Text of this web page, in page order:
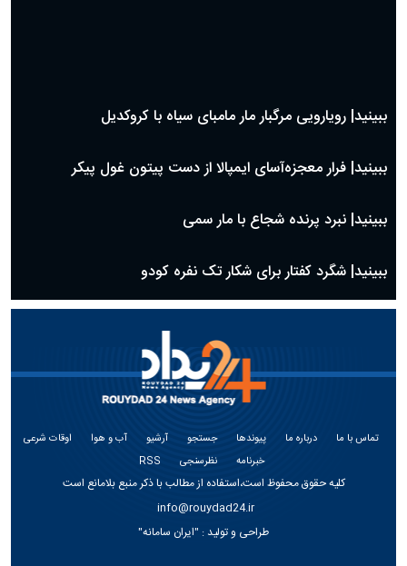
ببینید| رویارویی مرگبار مار مامبای سیاه با کروکدیل
ببینید| فرار معجزه‌آسای ایمپالا از دست پیتون غول پیکر
ببینید| نبرد پرنده شجاع با مار سمی
ببینید| شگرد کفتار برای شکار تک نفره کودو
تماس با ما درباره ما پیوندها جستجو آرشیو آب و هوا
اوقات شرعی
خبرنامه
نظرسنجی RSS
کلیه حقوق محفوظ است،استفاده از مطالب با ذکر منبع بلامانع است
info@rouydad24.ir
طراحی و تولید : "ایران سامانه"